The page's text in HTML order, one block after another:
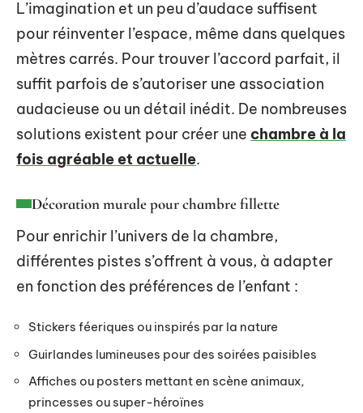
L’imagination et un peu d’audace suffisent
pour réinventer l’espace, même dans quelques
mètres carrés. Pour trouver l’accord parfait, il
suffit parfois de s’autoriser une association
audacieuse ou un détail inédit. De nombreuses
solutions existent pour créer une chambre à la
fois agréable et actuelle.
Décoration murale pour chambre fillette
Pour enrichir l’univers de la chambre,
différentes pistes s’offrent à vous, à adapter
en fonction des préférences de l’enfant :
Stickers féeriques ou inspirés par la nature
Guirlandes lumineuses pour des soirées paisibles
Affiches ou posters mettant en scène animaux,
princesses ou super-héroïnes